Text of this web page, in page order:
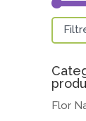
Flor